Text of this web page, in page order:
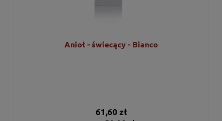
Anioł - świecący - Bianco
61,60 zł